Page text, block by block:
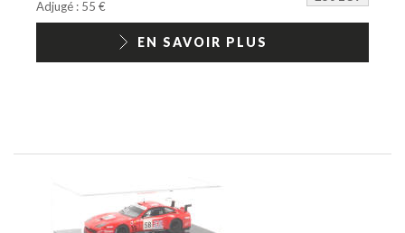
Adjugé : 55 €
EN SAVOIR PLUS